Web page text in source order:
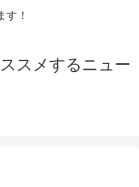
す！
スメするニュー